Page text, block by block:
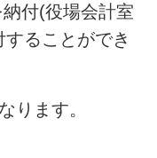
付(役場会計室
ることができ
ります。